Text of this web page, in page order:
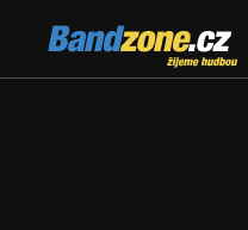
Bandzone.cz
žijeme hudbou